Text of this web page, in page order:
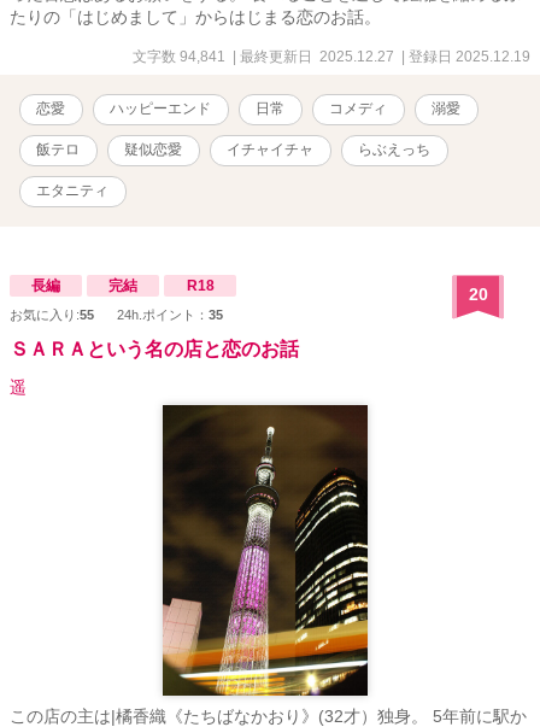
たりの「はじめまして」からはじまる恋のお話。
文字数 94,841 | 最終更新日 2025.12.27 | 登録日 2025.12.19
恋愛 ハッピーエンド 日常 コメディ 溺愛
飯テロ 疑似恋愛 イチャイチャ らぶえっち
エタニティ
長編 完結 R18
お気に入り:55 24h.ポイント： 35
20
ＳＡＲＡという名の店と恋のお話
遥
この店の主は|橘香織《たちばなかおり》(32才）独身。 5年前に駅か